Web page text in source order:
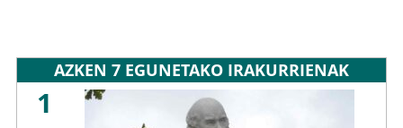
AZKEN 7 EGUNETAKO IRAKURRIENAK
1